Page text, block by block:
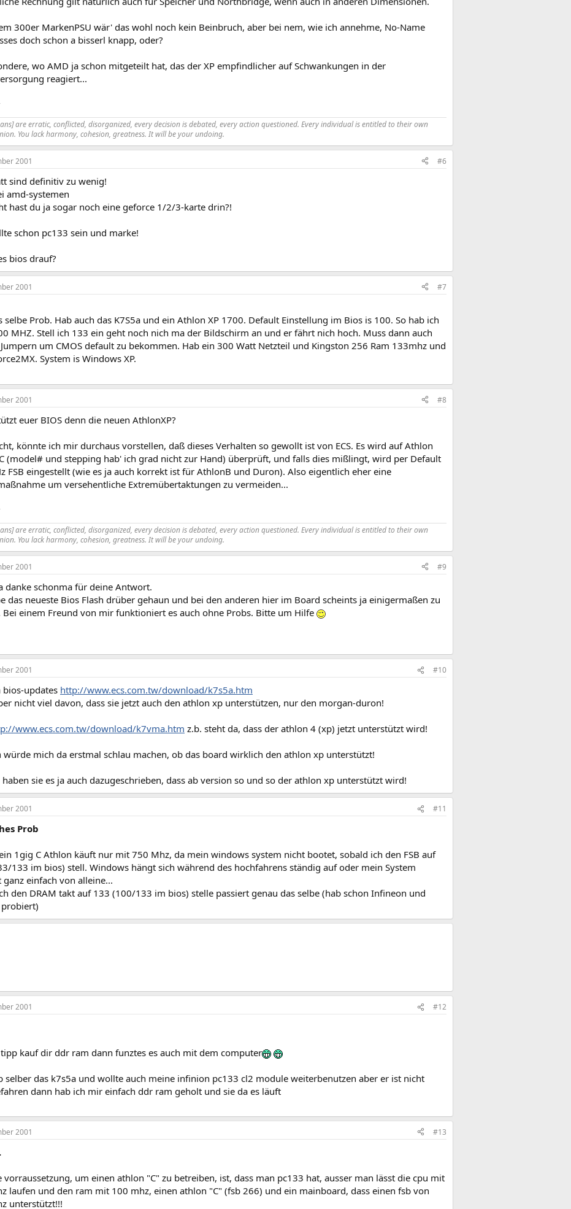
300er MarkenPSU wär' das wohl noch kein Beinbruch, aber bei nem, wie ich annehme, No-Name
doch schon a bisserl knapp, oder?
wo AMD ja schon mitgeteilt hat, das der XP empfindlicher auf Schwankungen in der
reagiert...
are erratic, conflicted, disorganized, every decision is debated, every action questioned. Every individual is entitled to their own
You lack harmony, cohesion, greatness. It will be your undoing.
2001 #6
sind definitiv zu wenig!
amd-systemen
hast du ja sogar noch eine geforce 1/2/3-karte drin?!
schon pc133 sein und marke!
bios drauf?
2001 #7
selbe Prob. Hab auch das K7S5a und ein Athlon XP 1700. Default Einstellung im Bios is 100. So hab ich
MHZ. Stell ich 133 ein geht noch nich ma der Bildschirm an und er fährt nich hoch. Muss dann auch
um CMOS default zu bekommen. Hab ein 300 Watt Netzteil und Kingston 256 Ram 133mhz und
System is Windows XP.
2001 #8
euer BIOS denn die neuen AthlonXP?
könnte ich mir durchaus vorstellen, daß dieses Verhalten so gewollt ist von ECS. Es wird auf Athlon
(model# und stepping hab' ich grad nicht zur Hand) überprüft, und falls dies mißlingt, wird per Default
FSB eingestellt (wie es ja auch korrekt ist für AthlonB und Duron). Also eigentlich eher eine
um versehentliche Extremübertaktungen zu vermeiden...
are erratic, conflicted, disorganized, every decision is debated, every action questioned. Every individual is entitled to their own
You lack harmony, cohesion, greatness. It will be your undoing.
2001 #9
danke schonma für deine Antwort.
das neueste Bios Flash drüber gehaun und bei den anderen hier im Board scheints ja einigermaßen zu
Bei einem Freund von mir funktioniert es auch ohne Probs. Bitte um Hilfe
2001 #10
bios-updates http://www.ecs.com.tw/download/k7s5a.htm
nicht viel davon, dass sie jetzt auch den athlon xp unterstützen, nur den morgan-duron!
www.ecs.com.tw/download/k7vma.htm z.b. steht da, dass der athlon 4 (xp) jetzt unterstützt wird!
würde mich da erstmal schlau machen, ob das board wirklich den athlon xp unterstützt!
sie es ja auch dazugeschrieben, dass ab version so und so der athlon xp unterstützt wird!
2001 #11
Prob
1gig C Athlon käuft nur mit 750 Mhz, da mein windows system nicht bootet, sobald ich den FSB auf
133 im bios) stell. Windows hängt sich während des hochfahrens ständig auf oder mein System
ganz einfach von alleine...
den DRAM takt auf 133 (100/133 im bios) stelle passiert genau das selbe (hab schon Infineon und
2001 #12
kauf dir ddr ram dann funztes es auch mit dem computer
selber das k7s5a und wollte auch meine infinion pc133 cl2 module weiterbenutzen aber er ist nicht
dann hab ich mir einfach ddr ram geholt und sie da es läuft
2001 #13
vorraussetzung, um einen athlon "C" zu betreiben, ist, dass man pc133 hat, ausser man lässt die cpu mit
laufen und den ram mit 100 mhz, einen athlon "C" (fsb 266) und ein mainboard, dass einen fsb von
unterstützt!!!